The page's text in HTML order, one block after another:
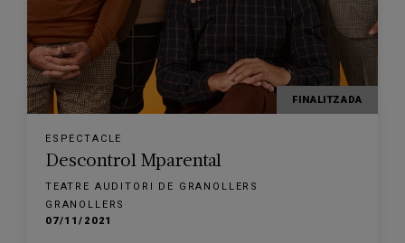
FINALITZADA
ESPECTACLE
Descontrol Mparental
TEATRE AUDITORI DE GRANOLLERS
GRANOLLERS
07/11/2021